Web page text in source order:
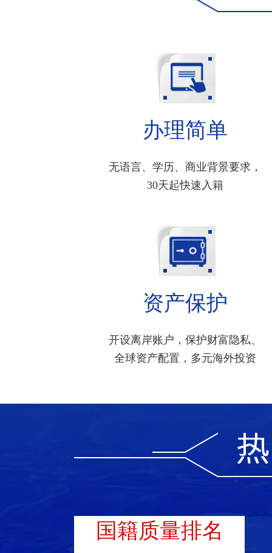
办理简单
无语言、学历、商业背景要求，
30天起快速入籍
资产保护
开设离岸账户，保护财富隐私、
全球资产配置，多元海外投资
国籍质量排名